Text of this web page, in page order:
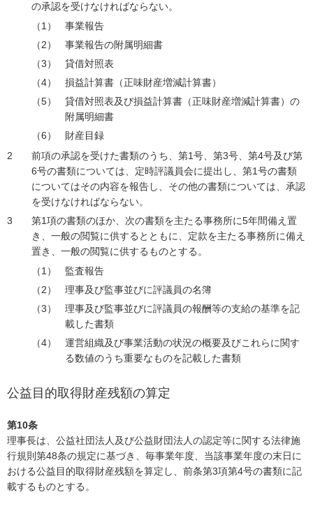
の承認を受けなければならない。
事業報告
事業報告の附属明細書
貸借対照表
損益計算書（正味財産増減計算書）
貸借対照表及び損益計算書（正味財産増減計算書）の
附属明細書
財産目録
前項の承認を受けた書類のうち、第1号、第3号、第4号及び第
6号の書類については、定時評議員会に提出し、第1号の書類
についてはその内容を報告し、その他の書類については、承認
を受けなければならない。
第1項の書類のほか、次の書類を主たる事務所に5年間備え置
き、一般の閲覧に供するとともに、定款を主たる事務所に備え
置き、一般の閲覧に供するものとする。
監査報告
理事及び監事並びに評議員の名簿
理事及び監事並びに評議員の報酬等の支給の基準を記
載した書類
運営組織及び事業活動の状況の概要及びこれらに関す
る数値のうち重要なものを記載した書類
公益目的取得財産残額の算定
第10条
理事長は、公益社団法人及び公益財団法人の認定等に関する法律施
行規則第48条の規定に基づき、毎事業年度、当該事業年度の末日に
おける公益目的取得財産残額を算定し、前条第3項第4号の書類に記
載するものとする。